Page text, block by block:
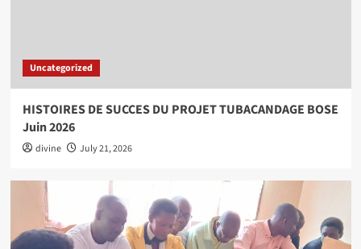
Uncategorized
HISTOIRES DE SUCCES DU PROJET TUBACANDAGE BOSE
Juin 2026
divine July 21, 2026